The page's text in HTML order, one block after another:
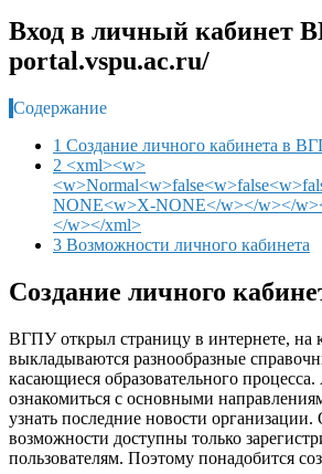
Вход в личный кабинет
portal.vspu.ac.ru/
Содержание
1 Создание личного кабинета в
2 <xml><w>
NONE<w>X-NONE</w></w></
</w></xml>
3 Возможности личного кабинета
Создание личного
ВГПУ открыл страницу в интернете, на
выкладываются разнообразные
касающиеся образовательного
ознакомиться с основными
узнать последние новости
возможности доступны только
пользователям. Поэтому понадобится